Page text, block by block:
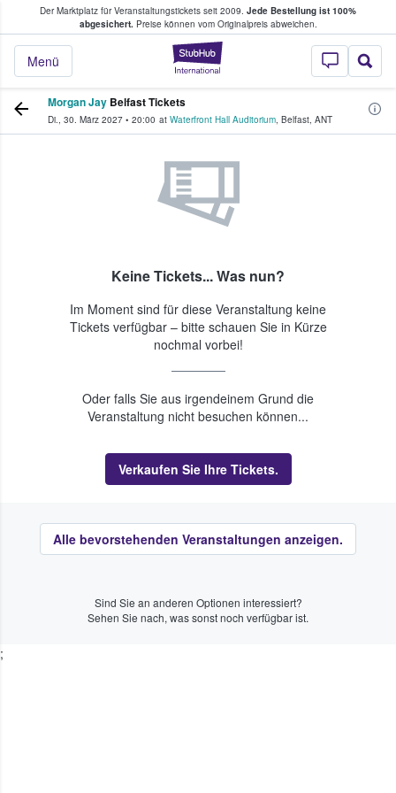
Der Marktplatz für Veranstaltungstickets seit 2009. Jede Bestellung ist 100%
abgesichert.Preise können vom Originalpreis abweichen.
StubHub - Wo
Menü
Tickets kaufen & verkaufen
Morgan Jay Belfast Tickets
Di., 30. März 2027 • 20:00 at Waterfront Hall Auditorium, Belfast, ANT
Keine Tickets... Was nun?
Im Moment sind für diese Veranstaltung keine
Tickets verfügbar – bitte schauen Sie in Kürze
nochmal vorbei!
Oder falls Sie aus irgendeinem Grund die
Veranstaltung nicht besuchen können...
Verkaufen Sie Ihre Tickets.
Alle bevorstehenden Veranstaltungen anzeigen.
Sind Sie an anderen Optionen interessiert?
Sehen Sie nach, was sonst noch verfügbar ist.
;